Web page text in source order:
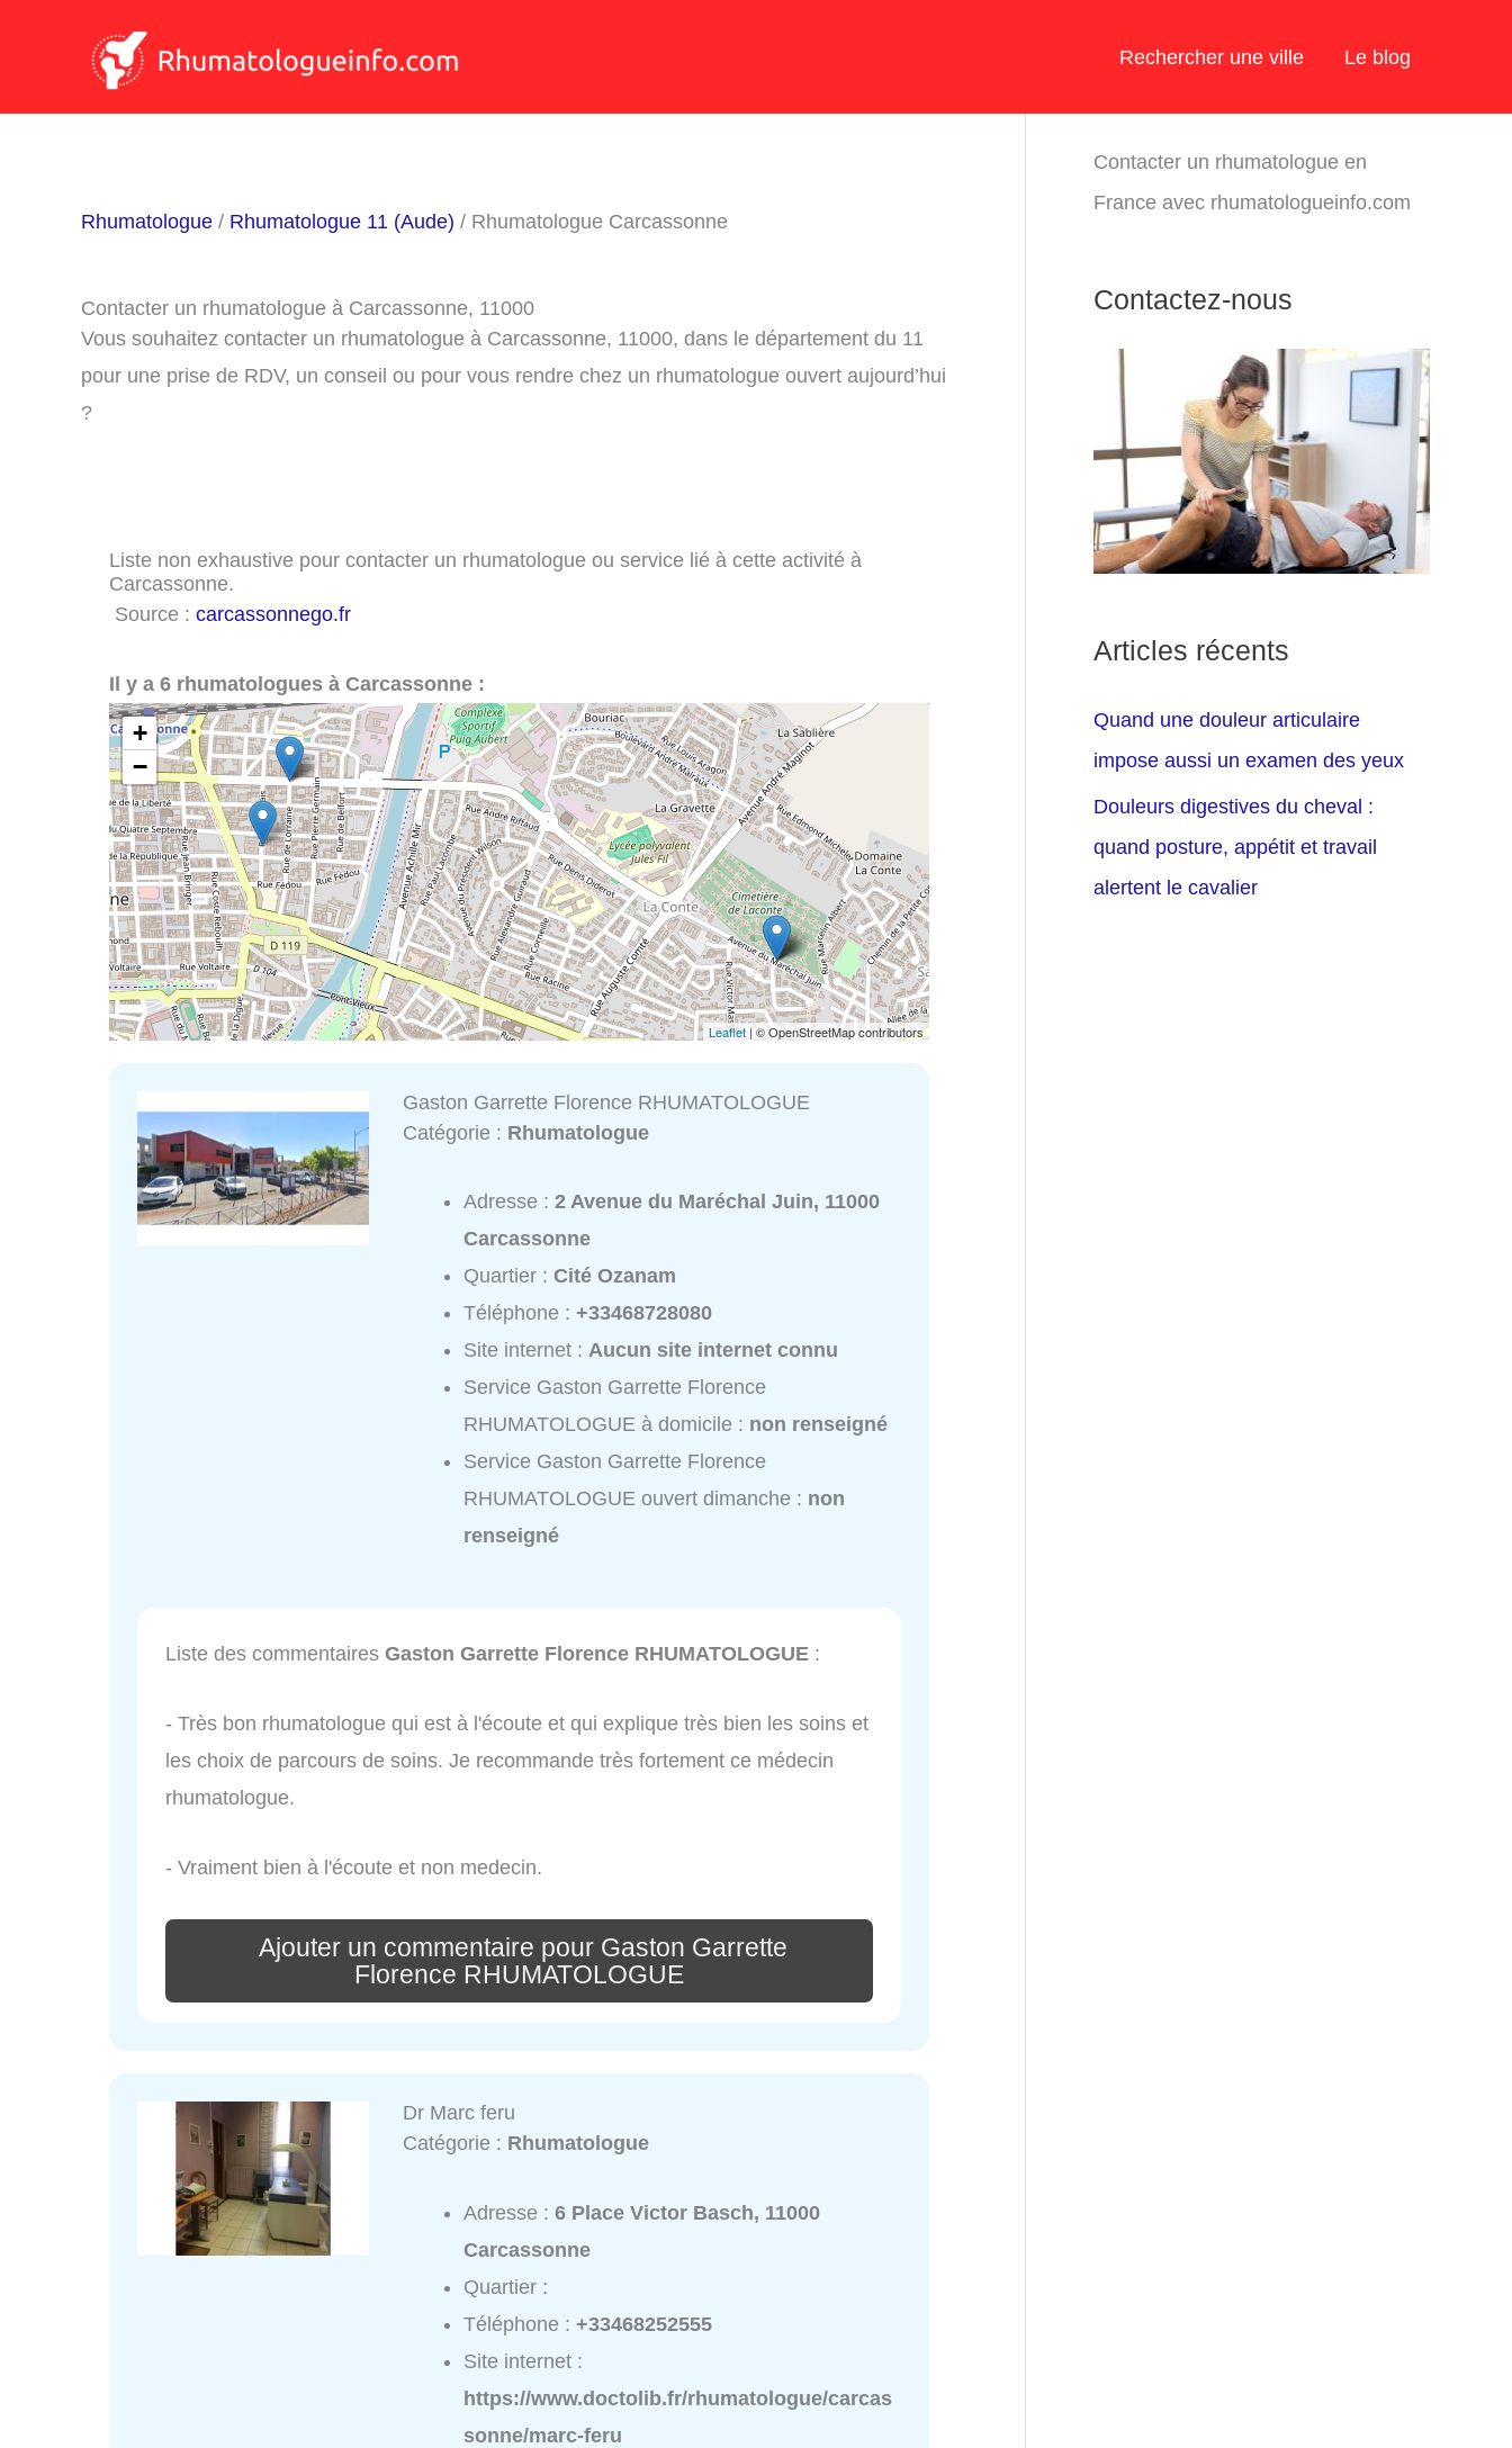
Rechercher une ville Le blog
Rhumatologue / Rhumatologue 11 (Aude) / Rhumatologue Carcassonne
Contacter un rhumatologue à Carcassonne, 11000
Vous souhaitez contacter un rhumatologue à Carcassonne, 11000, dans le département du 11
pour une prise de RDV, un conseil ou pour vous rendre chez un rhumatologue ouvert aujourd’hui
?
Liste non exhaustive pour contacter un rhumatologue ou service lié à cette activité à
Carcassonne.
Source : carcassonnego.fr
Il y a 6 rhumatologues à Carcassonne :
+
−
Leaflet | © OpenStreetMap contributors
Gaston Garrette Florence RHUMATOLOGUE
Catégorie : Rhumatologue
Adresse :2 Avenue du Maréchal Juin, 11000
Carcassonne
Quartier :Cité Ozanam
Téléphone :+33468728080
Site internet :Aucun site internet connu
Service Gaston Garrette Florence
RHUMATOLOGUE à domicile : non renseigné
Service Gaston Garrette Florence
RHUMATOLOGUE ouvert dimanche : non
renseigné
Liste des commentaires Gaston Garrette Florence RHUMATOLOGUE :
- Très bon rhumatologue qui est à l'écoute et qui explique très bien les soins et
les choix de parcours de soins. Je recommande très fortement ce médecin
rhumatologue.
- Vraiment bien à l'écoute et non medecin.
Ajouter un commentaire pour Gaston Garrette
Florence RHUMATOLOGUE
Dr Marc feru
Catégorie : Rhumatologue
Adresse :6 Place Victor Basch, 11000
Carcassonne
Quartier :
Téléphone :+33468252555
Site internet :
https://www.doctolib.fr/rhumatologue/carcas
sonne/marc-feru
Contacter un rhumatologue en
France avec rhumatologueinfo.com
Contactez-nous
Articles récents
Quand une douleur articulaire
impose aussi un examen des yeux
Douleurs digestives du cheval :
quand posture, appétit et travail
alertent le cavalier